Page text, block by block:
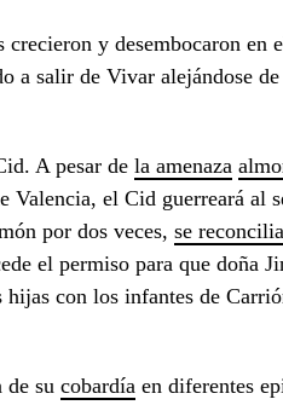
crecieron y desembocaron en
a salir de Vivar alejándose
A pesar de la amenaza
Valencia, el Cid guerreará al
por dos veces, se
el permiso para que doña
con los infantes de
de su cobardía en diferentes